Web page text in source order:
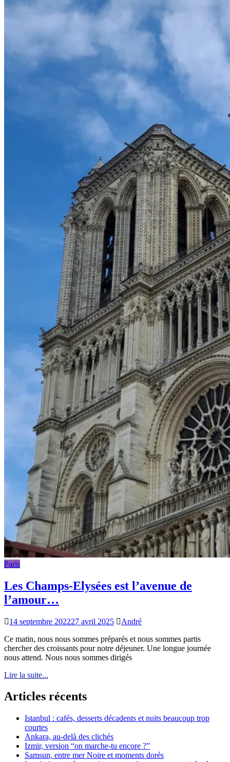
Paris
Les Champs-Elysées est l’avenue de
l’amour…
14 septembre 202227 avril 2025
André
Ce matin, nous nous sommes préparés et nous sommes partis
chercher des croissants pour notre déjeuner. Une longue journée
nous attend. Nous nous sommes dirigés
Lire la suite...
Articles récents
Istanbul : cafés, desserts décadents et nuits beaucoup trop
courtes
Ankara, au-delà des clichés
Izmir, version “on marche-tu encore ?”
Samsun, entre mer Noire et moments dorés